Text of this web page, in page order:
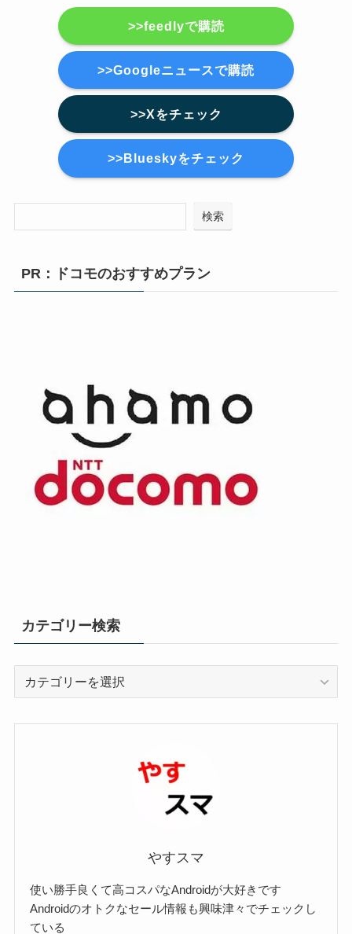
>>feedlyで購読
>>Googleニュースで購読
>>Xをチェック
>>Blueskyをチェック
検索
PR：ドコモのおすすめプラン
カテゴリー検索
やすスマ
使い勝手良くて高コスパなAndroidが大好きです
Androidのオトクなセール情報も興味津々でチェックし
ている